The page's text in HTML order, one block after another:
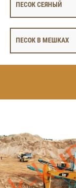
ПЕСОК СЕЯНЫЙ
ПЕСОК В МЕШКАХ